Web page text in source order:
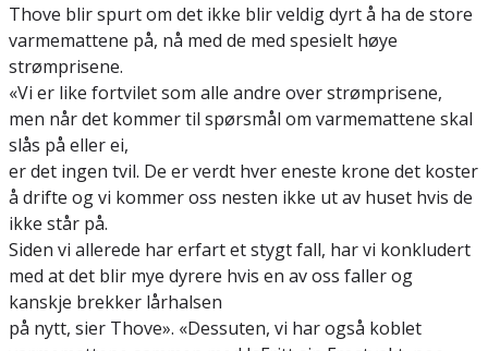
Thove blir spurt om det ikke blir veldig dyrt å ha de store
varmemattene på, nå med de med spesielt høye
strømprisene.
«Vi er like fortvilet som alle andre over strømprisene,
men når det kommer til spørsmål om varmemattene skal
slås på eller ei,
er det ingen tvil. De er verdt hver eneste krone det koster
å drifte og vi kommer oss nesten ikke ut av huset hvis de
ikke står på.
Siden vi allerede har erfart et stygt fall, har vi konkludert
med at det blir mye dyrere hvis en av oss faller og
kanskje brekker lårhalsen
på nytt, sier Thove». «Dessuten, vi har også koblet